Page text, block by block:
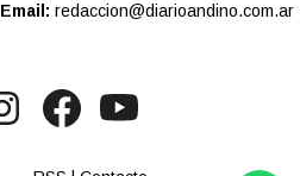
Email: redaccion@diarioandino.com.ar